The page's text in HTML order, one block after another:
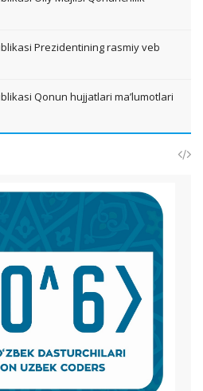
Prezidentining rasmiy veb
Qonun hujjatlari ma’lumotlari